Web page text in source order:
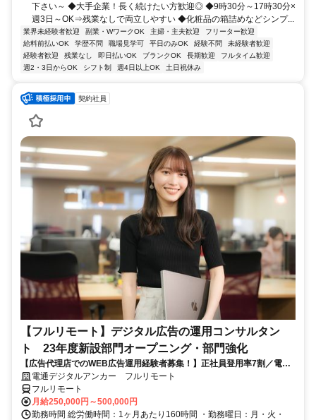
下さい～ ◆大手企業！長く続けたい方歓迎◎ ◆9時30分～17時30分×
週3日～OK⇒残業なしで両立しやすい ◆化粧品の箱詰めなどシンプ...
業界未経験者歓迎 副業・WワークOK 主婦・主夫歓迎
フリーター歓迎
給料前払いOK
学歴不問 職場見学可 平日のみOK 経験不問
未経験者歓迎
経験者歓迎
残業なし 即日払いOK ブランクOK 長期歓迎
フルタイム歓迎
週2・3日からOK
シフト制 週4日以上OK 土日祝休み
契約社員
【フルリモート】デジタル広告の運用コンサルタン
ト 23年度新設部門オープニング・部門強化
【広告代理店でのWEB広告運用経験者募集！】正社員登用率7割／電通
G／全国×完全在宅／年休126日・土日祝休み／残業月平均4時間19分
電通デジタルアンカー フルリモート
フルリモート
月給250,000円～500,000円
勤務時間 総労働時間：1ヶ月あたり160時間 ・勤務曜日：月・火・